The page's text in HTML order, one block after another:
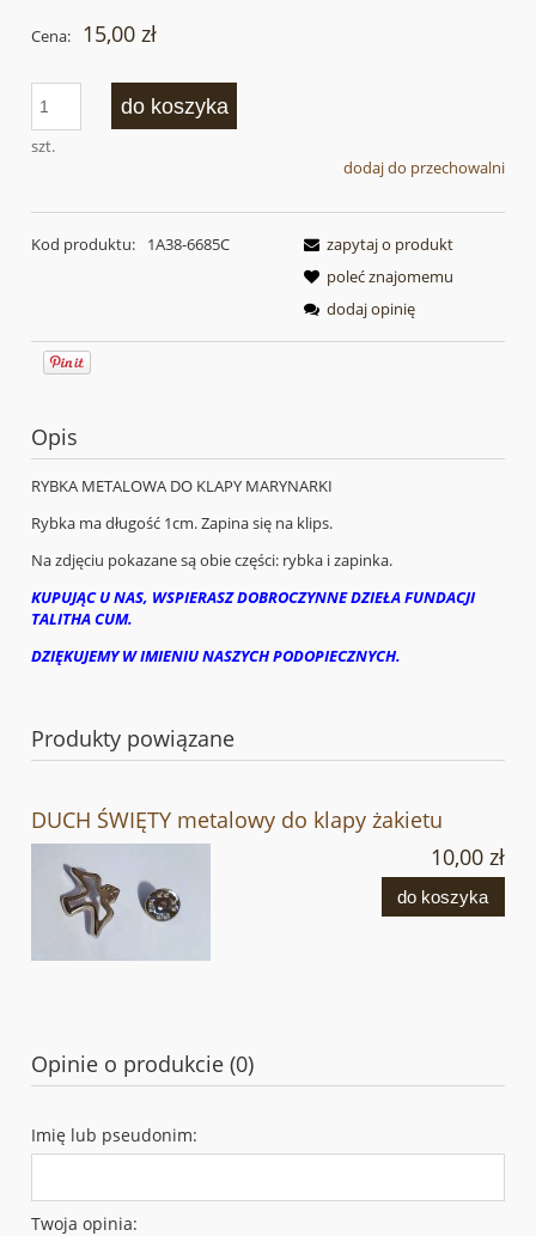
Cena: 15,00 zł
szt.
do koszyka
dodaj do przechowalni
Kod produktu: 1A38-6685C
zapytaj o produkt
poleć znajomemu
dodaj opinię
Opis
RYBKA METALOWA DO KLAPY MARYNARKI
Rybka ma długość 1cm. Zapina się na klips.
Na zdjęciu pokazane są obie części: rybka i zapinka.
KUPUJĄC U NAS, WSPIERASZ DOBROCZYNNE DZIEŁA FUNDACJI
TALITHA CUM.
DZIĘKUJEMY W IMIENIU NASZYCH PODOPIECZNYCH.
Produkty powiązane
DUCH ŚWIĘTY metalowy do klapy żakietu
10,00 zł
do koszyka
Opinie o produkcie (0)
Imię lub pseudonim:
Twoja opinia: